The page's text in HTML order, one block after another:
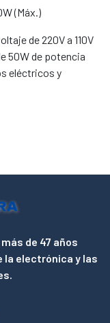
(Máx.)
de 220V a 110V
50W de potencia
eléctricos y
de 47 años
la electrónica y las